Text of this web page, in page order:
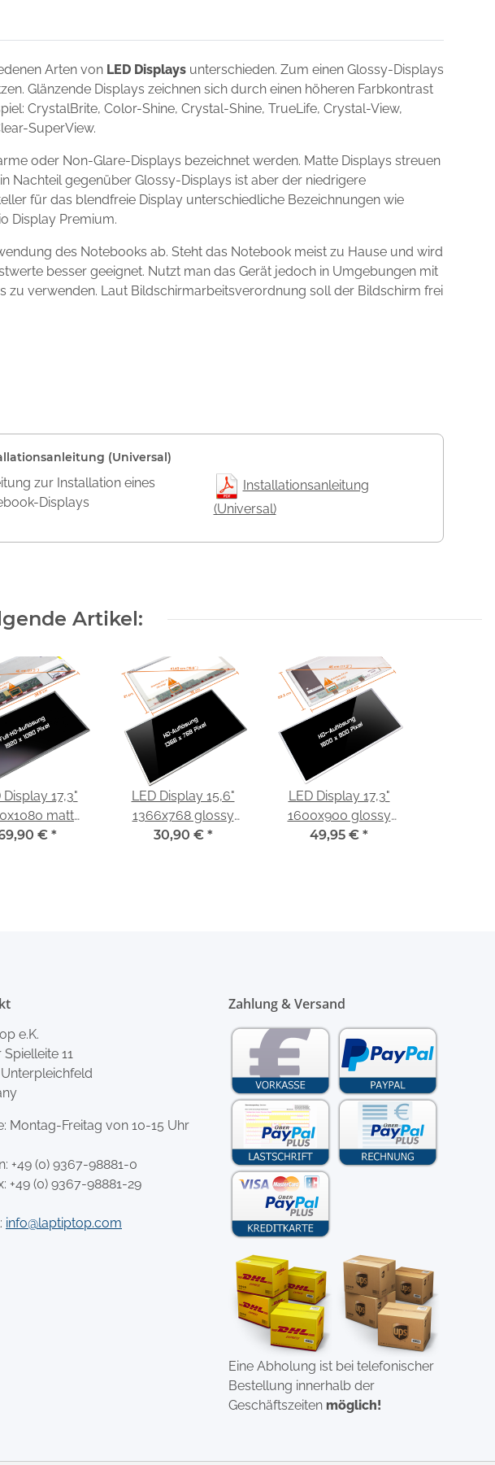
Arten von LED Displays unterschieden. Zum einen Glossy-Displays
Glänzende Displays zeichnen sich durch einen höheren Farbkontrast
CrystalBrite, Color-Shine, Crystal-Shine, TrueLife, Crystal-View,
SuperView.
oder Non-Glare-Displays bezeichnet werden. Matte Displays streuen
Nachteil gegenüber Glossy-Displays ist aber der niedrigere
für das blendfreie Display unterschiedliche Bezeichnungen wie
Display Premium.
des Notebooks ab. Steht das Notebook meist zu Hause und wird
besser geeignet. Nutzt man das Gerät jedoch in Umgebungen mit
zu verwenden. Laut Bildschirmarbeitsverordnung soll der Bildschirm frei
(Universal)
zur Installation eines
Displays
Installationsanleitung
(Universal)
Artikel:
Display 17,3"
matt
für Fujitsu
€ *
LED Display 15,6"
1366x768 glossy
passend für LG
30,90 € *
LED Display 17,3"
1600x900 glossy
passend für LG
49,95 € *
e.K.
11
Montag-Freitag von 10-15 Uhr
+49 (0) 9367-98881-0
+49 (0) 9367-98881-29
info@laptiptop.com
Zahlung & Versand
Eine Abholung ist bei telefonischer
Bestellung innerhalb der
Geschäftszeiten möglich!